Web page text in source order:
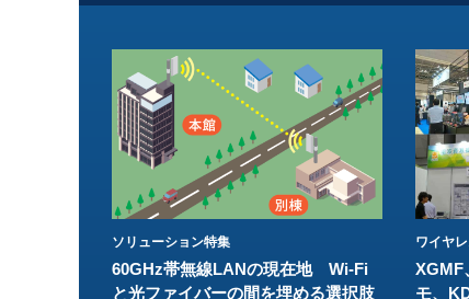
ソリューション特集
60GHz帯無線LANの現在地 Wi-Fi
と光ファイバーの間を埋める選択肢
ワイヤ
XGMF
モ、